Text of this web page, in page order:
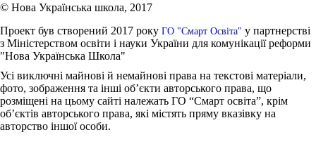
© Нова Українська школа, 2017
Проект був створений 2017 року ГО "Смарт Освіта" у партнерстві
з Міністерством освіти і науки України для комунікації реформи
"Нова Українська Школа"
Усі виключні майнові й немайнові права на текстові матеріали,
фото, зображення та інші об’єкти авторського права, що
розміщені на цьому сайті належать ГО “Смарт освіта”, крім
об’єктів авторського права, які містять пряму вказівку на
авторство іншої особи.